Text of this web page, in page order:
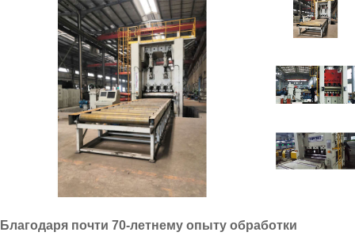
Благодаря почти 70-летнему опыту обработки